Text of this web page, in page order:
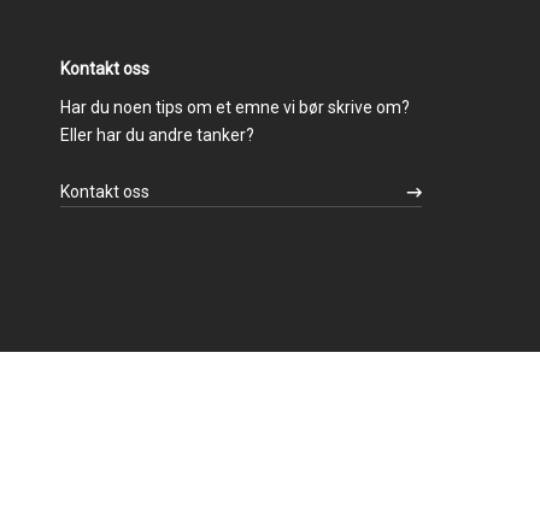
Kontakt oss
Har du noen tips om et emne vi bør skrive om?
Eller har du andre tanker?
Kontakt oss